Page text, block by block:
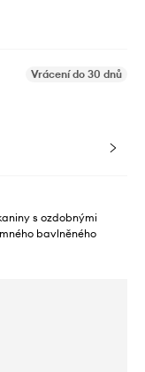
Vrácení do 30 dnů
s ozdobnými
bavlněného